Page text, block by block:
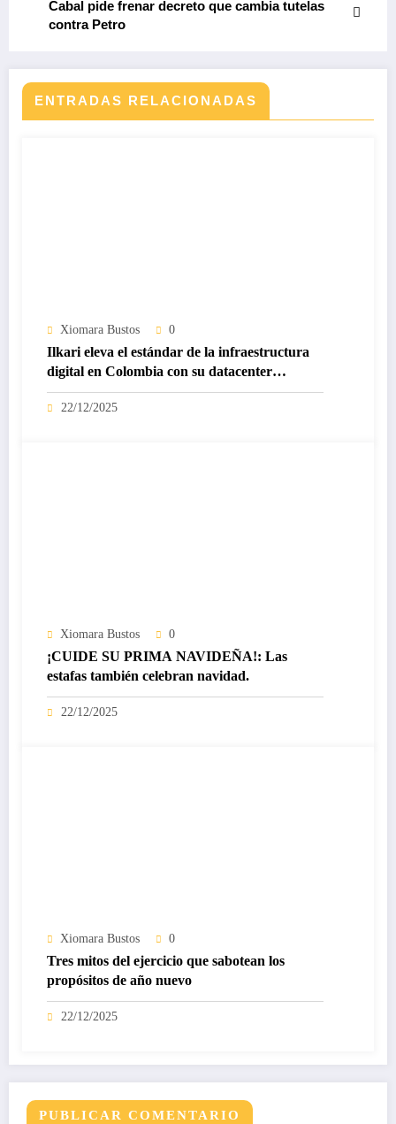
Cabal pide frenar decreto que cambia tutelas
contra Petro
ENTRADAS RELACIONADAS
Xiomara Bustos 0
Ilkari eleva el estándar de la infraestructura
digital en Colombia con su datacenter
certificado Nivel IV de ICREA
22/12/2025
Xiomara Bustos 0
¡CUIDE SU PRIMA NAVIDEÑA!: Las
estafas también celebran navidad.
22/12/2025
Xiomara Bustos 0
Tres mitos del ejercicio que sabotean los
propósitos de año nuevo
22/12/2025
PUBLICAR COMENTARIO